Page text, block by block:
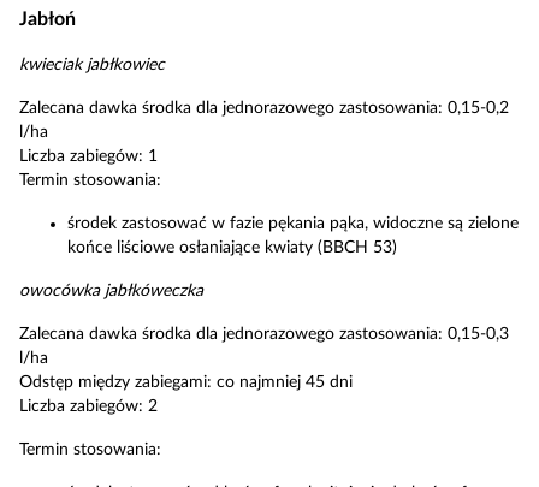
Jabłoń
kwieciak jabłkowiec
Zalecana dawka środka dla jednorazowego zastosowania: 0,15-0,2
l/ha
Liczba zabiegów: 1
Termin stosowania:
środek zastosować w fazie pękania pąka, widoczne są zielone
końce liściowe osłaniające kwiaty (BBCH 53)
owocówka jabłkóweczka
Zalecana dawka środka dla jednorazowego zastosowania: 0,15-0,3
l/ha
Odstęp między zabiegami: co najmniej 45 dni
Liczba zabiegów: 2
Termin stosowania: